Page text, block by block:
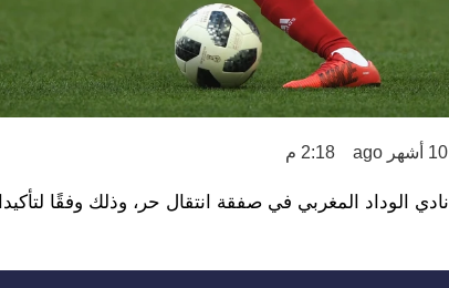
2:18 م
الوداد المغربي في صفقة انتقال حر، وذلك وفقًا